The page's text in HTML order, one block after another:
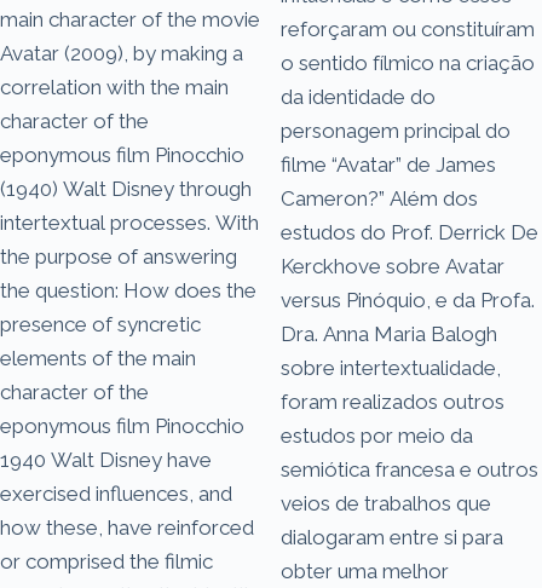
main character of the movie
Avatar (2009), by making a
correlation with the main
character of the
eponymous film Pinocchio
(1940) Walt Disney through
intertextual processes. With
the purpose of answering
the question: How does the
presence of syncretic
elements of the main
character of the
eponymous film Pinocchio
1940 Walt Disney have
exercised influences, and
how these, have reinforced
or comprised the filmic
reforçaram ou constituíram
o sentido fílmico na criação
da identidade do
personagem principal do
filme “Avatar” de James
Cameron?” Além dos
estudos do Prof. Derrick De
Kerckhove sobre Avatar
versus Pinóquio, e da Profa.
Dra. Anna Maria Balogh
sobre intertextualidade,
foram realizados outros
estudos por meio da
semiótica francesa e outros
veios de trabalhos que
dialogaram entre si para
obter uma melhor